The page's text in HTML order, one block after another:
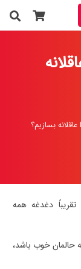
بسازیم؟
دغدغه همه
حالمان خوب باشد،
کن